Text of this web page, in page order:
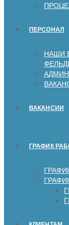
ПЕРСОНАЛ
НАШИ
ВАКАНСИИ
ГРАФИК